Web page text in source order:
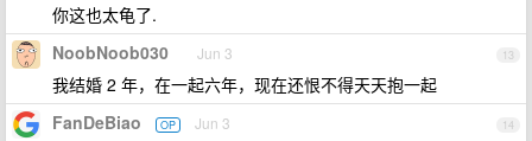
你这也太龟了.
13
NoobNoob030 Jun 3
我结婚 2 年，在一起六年，现在还恨不得天天抱一起
14
FanDeBiao OP Jun 3